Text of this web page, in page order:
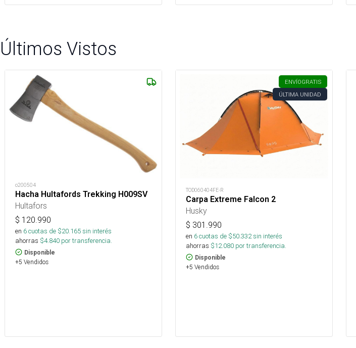
Últimos Vistos
o200504
Hacha Hultafords Trekking H009SV
Hultafors
$ 120.990
en 6cuotas de $20.165sin interés
ahorras $4.840 por transferencia.
Disponible
+5 Vendidos
ENVÍOGRATIS
ÚLTIMA UNIDAD
TOD060404FE-R
Carpa Extreme Falcon 2
Husky
$ 301.990
en 6cuotas de $50.332sin interés
ahorras $12.080 por transferencia.
Disponible
+5 Vendidos